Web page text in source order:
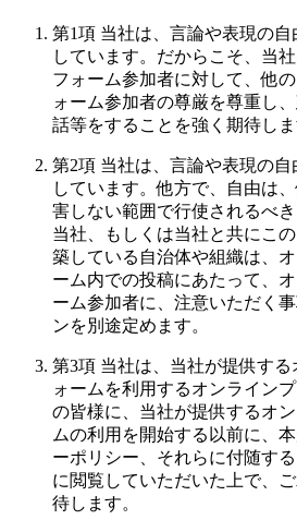
第1項 当社は、言論や表現の
しています。だからこそ、当
フォーム参加者に対して、他
ォーム参加者の尊厳を尊重し
話等をすることを強く期待しま
第2項 当社は、言論や表現の
しています。他方で、自由は
害しない範囲で行使されるべ
当社、もしくは当社と共にこ
築している自治体や組織は、
ーム内での投稿にあたって、
ーム参加者に、注意いただく
ンを別途定めます。
第3項 当社は、当社が提供す
ォームを利用するオンライン
の皆様に、当社が提供するオ
ムの利用を開始する以前に、
ーポリシー、それらに付随す
に閲覧していただいた上で、
待します。